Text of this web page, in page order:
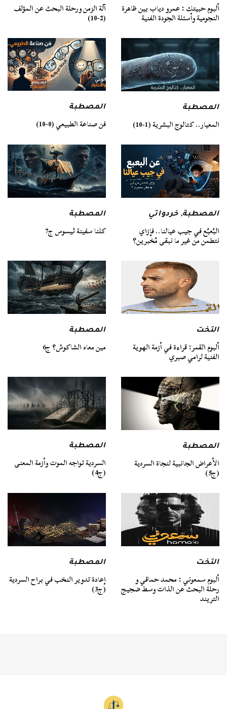
ألبوم حبيتك : عمرو دياب بين ظاهرة
النجومية وأسئلة الجودة الفنية
آلة الزمن ورحلة البحث عن المؤلف
(2-10)
المصطبة
المعيار.. كتالوج البشرية (1-10)
المصطبة
فن صناعة الطبيعي (0-10)
المصطبة,خردواتي
البُعبُع في جيب عيالنا.. فإزاي
نتطمن من غير ما نبقى مُخبرين؟
المصطبة
كلنا سفينة ثيسوس ج7
التخت
ألبوم القمر: قراءة في أزمة الهوية
الفنية لرامي صبري
المصطبة
مين معاه الشاكوش؟ ج6
المصطبة
الأعراض الجانبية لنجاة السردية
(ج5)
المصطبة
السردية تواجه الموت وأزمة المعنى
(ج4)
التخت
ألبوم سمعوني : محمد حماقي و
رحلة البحث عن الذات وسط ضجيج
التريند
المصطبة
إعادة تدوير النخب في براح السردية
(ج3)